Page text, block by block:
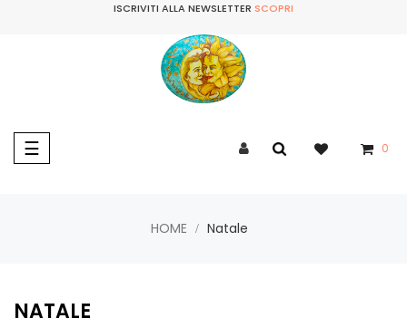
ISCRIVITI ALLA NEWSLETTER SCOPRI
navigazione
Toggle
☰ 0
HOME Natale
NATALE